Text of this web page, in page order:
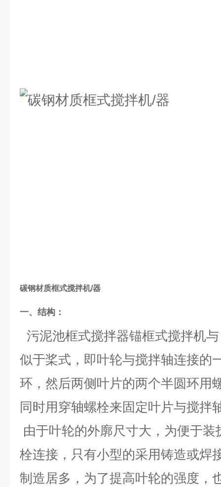
碳钢材质框式搅拌机/器
一、结构：
污泥池框式搅拌器锚框式搅拌机
似于桨式，即叶轮与搅拌轴连接的
环，然后两侧叶片的两个半圆环用
同时用穿轴螺栓来固定叶片与搅拌
由于叶轮的外廓尺寸大，为便于
栓连接，只有小型的采用铸造或焊
制造居多，为了提高叶轮的强度，